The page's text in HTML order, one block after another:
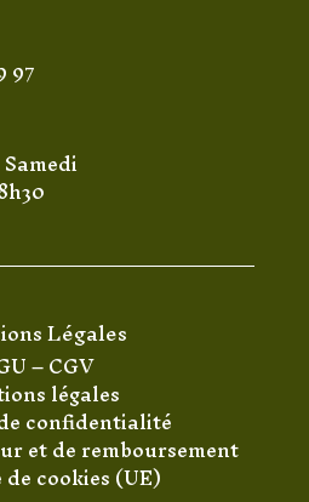
97
Légales
–CGV
légales
confidentialité
et de remboursement
cookies (UE)